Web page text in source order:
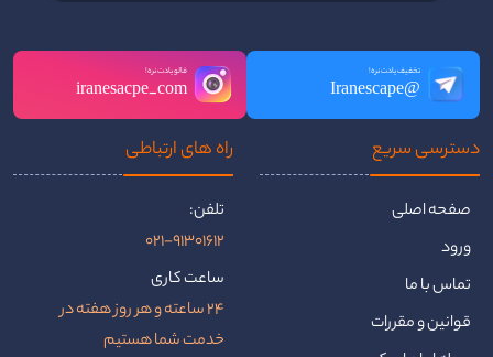
تخفیف یادت نره!
@Iranescape
فالو یادت نره!
iranesacpe_com
دسترسی سریع
صفحه اصلی
ورود
تماس با ما
قوانین و مقررات
راه ‌های ارتباطی
تلفن:
021-91301612
ساعت کاری
24 ساعته و هر روز هفته در
خدمت شما هستیم